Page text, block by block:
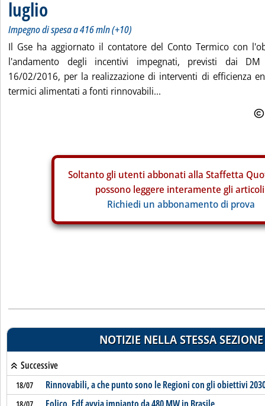
luglio
Impegno di spesa a 416 mln (+10)
Il Gse ha aggiornato il contatore del Conto Termico con
l'andamento degli incentivi impegnati, previsti dai
16/02/2016, per la realizzazione di interventi di efficienza
termici alimentati a fonti rinnovabili...
Soltanto gli utenti abbonati alla Staffetta
possono leggere interamente gli
Richiedi un abbonamento di prova
NOTIZIE NELLA STESSA SEZIONE
Successive
18/07 Rinnovabili, a che punto sono le Regioni con gli obiettivi